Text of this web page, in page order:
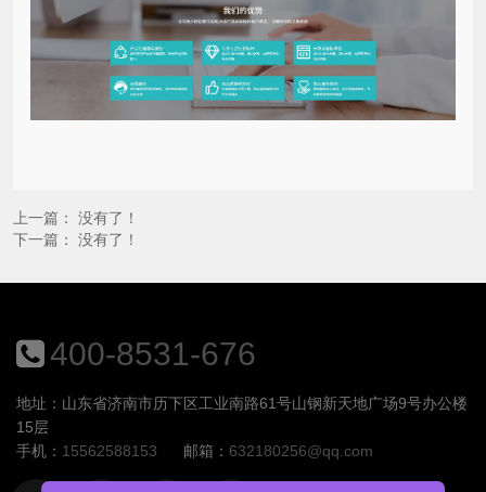
上一篇： 没有了！
下一篇： 没有了！
400-8531-676
地址：山东省济南市历下区工业南路61号山钢新天地广场9号办公楼
15层
手机： 15562588153 邮箱： 632180256@qq.com